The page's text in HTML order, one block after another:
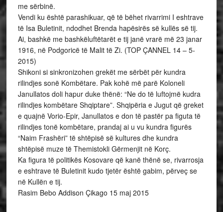
me sërbinë.
Vendi ku është parashikuar, që të bëhet rivarrimi I eshtrave
të Isa Buletinit, ndodhet Brenda hapësirës së kullës së tij.
Ai, bashkë me bashkëluftëtarët e tij janë vrarë më 23 janar
1916, në Podgoricë të Malit të Zi. (TOP ÇANNEL 14 – 5-
2015)
Shikoni si sinkronizohen grekët me sërbët për kundra
rilindjes sonë Kombëtare. Pak kohë më parë Koloneli
Janullatos doli hapur duke thënë: “Ne do të luftojmë kudra
rilindjes kombëtare Shqiptare”. Shqipëria e Jugut që greket
e quajnë Vorio-Epir, Janullatos e don të pastër pa figuta të
rilindjes tonë kombëtare, prandaj ai u vu kundra figurës
“Naim Frashëri” të shtëpisë së kultures dhe kundra
shtëpisë muze të Themistokli Gërmenjit në Korç.
Ka figura të politikës Kosovare që kanë thënë se, rivarrosja
e eshtrave të Buletinit kudo tjetër është gabim, përveç se
në Kullën e tij.
Rasim Bebo Addison Çikago 15 maj 2015